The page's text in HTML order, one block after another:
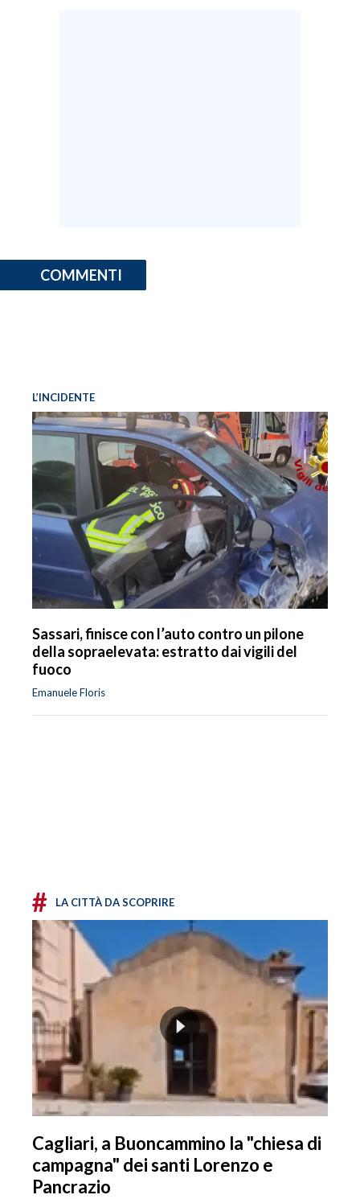
COMMENTI
L’INCIDENTE
Sassari, finisce con l’auto contro un pilone
della sopraelevata: estratto dai vigili del
fuoco
Emanuele Floris
# LA CITTÀ DA SCOPRIRE
Cagliari, a Buoncammino la "chiesa di
campagna" dei santi Lorenzo e
Pancrazio